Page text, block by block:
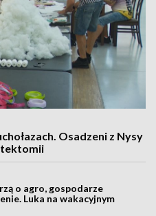
Osadzeni z Nysy
o agro, gospodarze
Luka na wakacyjnym